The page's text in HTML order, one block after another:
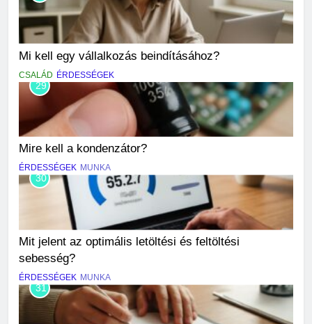
Mi kell egy vállalkozás beindításához?
CSALÁD ÉRDESSÉGEK
29
Mire kell a kondenzátor?
ÉRDESSÉGEK MUNKA
30
Mit jelent az optimális letöltési és feltöltési
sebesség?
ÉRDESSÉGEK MUNKA
31